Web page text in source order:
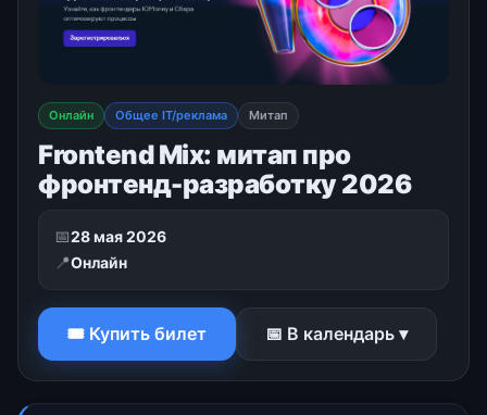
Онлайн Общее IT/реклама Митап
Frontend Mix: митап про
фронтенд-разработку 2026
📅28 мая 2026
📍Онлайн
🎟 Купить билет 📅 В календарь ▾